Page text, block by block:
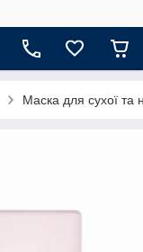
Маска для сухої та